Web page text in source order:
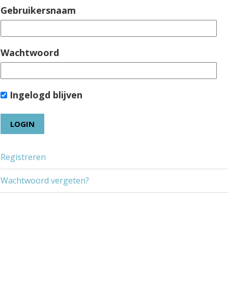
Gebruikersnaam
Wachtwoord
Ingelogd blijven
Registreren
Wachtwoord vergeten?